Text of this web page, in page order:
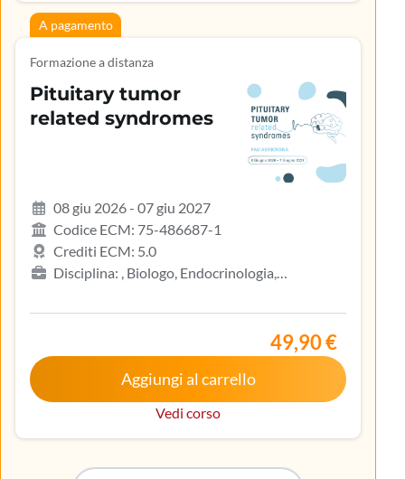
A pagamento
Formazione a distanza
Pituitary tumor
related syndromes
08 giu 2026 - 07 giu 2027
Codice ECM: 75-486687-1
Crediti ECM: 5.0
Disciplina: , Biologo, Endocrinologia,
ostetricia, Infermiere, Infermiere pediatrico,
Iscritto nell’elenco speciale ad esaurimento,
Malattie metaboliche e diabetologia, Medicina
interna, Oncologia, Pediatria, Pediatria (Pediatri di
libera scelta), Tecnico sanitario di radiologia medica
49,90 €
Aggiungi al carrello
Vedi corso